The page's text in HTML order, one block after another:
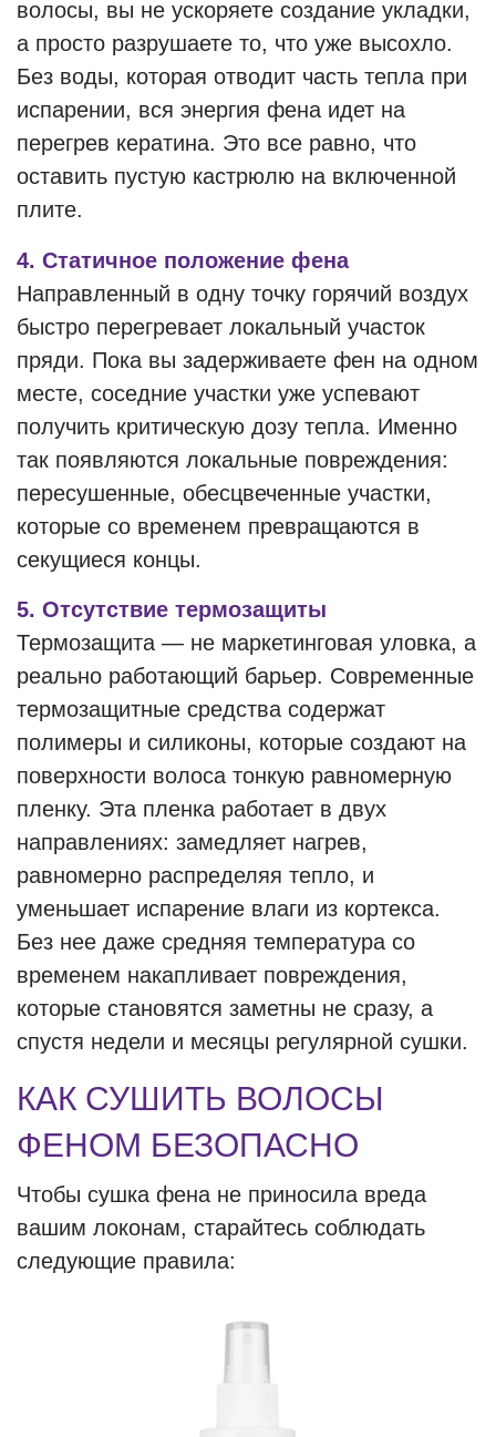
волосы, вы не ускоряете создание укладки,
а просто разрушаете то, что уже высохло.
Без воды, которая отводит часть тепла при
испарении, вся энергия фена идет на
перегрев кератина. Это все равно, что
оставить пустую кастрюлю на включенной
плите.
4. Статичное положение фена
Направленный в одну точку горячий воздух
быстро перегревает локальный участок
пряди. Пока вы задерживаете фен на одном
месте, соседние участки уже успевают
получить критическую дозу тепла. Именно
так появляются локальные повреждения:
пересушенные, обесцвеченные участки,
которые со временем превращаются в
секущиеся концы.
5. Отсутствие термозащиты
Термозащита — не маркетинговая уловка, а
реально работающий барьер. Современные
термозащитные средства содержат
полимеры и силиконы, которые создают на
поверхности волоса тонкую равномерную
пленку. Эта пленка работает в двух
направлениях: замедляет нагрев,
равномерно распределяя тепло, и
уменьшает испарение влаги из кортекса.
Без нее даже средняя температура со
временем накапливает повреждения,
которые становятся заметны не сразу, а
спустя недели и месяцы регулярной сушки.
КАК СУШИТЬ ВОЛОСЫ
ФЕНОМ БЕЗОПАСНО
Чтобы сушка фена не приносила вреда
вашим локонам, старайтесь соблюдать
следующие правила: